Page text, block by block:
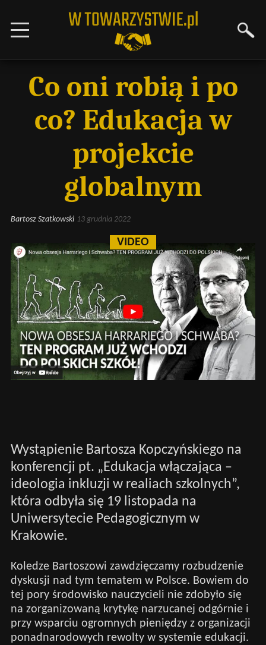
Co oni robią i po
co? Edukacja w
projekcie
globalnym
Bartosz Szatkowski 13 grudnia 2022
VIDEO
Wystąpienie Bartosza Kopczyńskiego na
konferencji pt. „Edukacja włączająca –
ideologia inkluzji w realiach szkolnych”,
która odbyła się 19 listopada na
Uniwersytecie Pedagogicznym w
Krakowie.
Koledze Bartoszowi zawdzięczamy rozbudzenie
dyskusji nad tym tematem w Polsce. Bowiem do
tej pory środowisko nauczycieli nie zdobyło się
na zorganizowaną krytykę narzucanej odgórnie i
przy wsparciu ogromnych pieniędzy z organizacji
ponadnarodowych rewolty w systemie edukacji.